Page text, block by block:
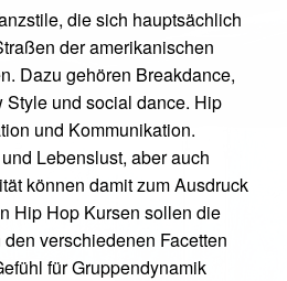
die sich hauptsächlich
der amerikanischen
Dazu gehören Breakdance,
und social dance. Hip
und Kommunikation.
Lebenslust, aber auch
können damit zum Ausdruck
Hip Hop Kursen sollen die
verschiedenen Facetten
für Gruppendynamik